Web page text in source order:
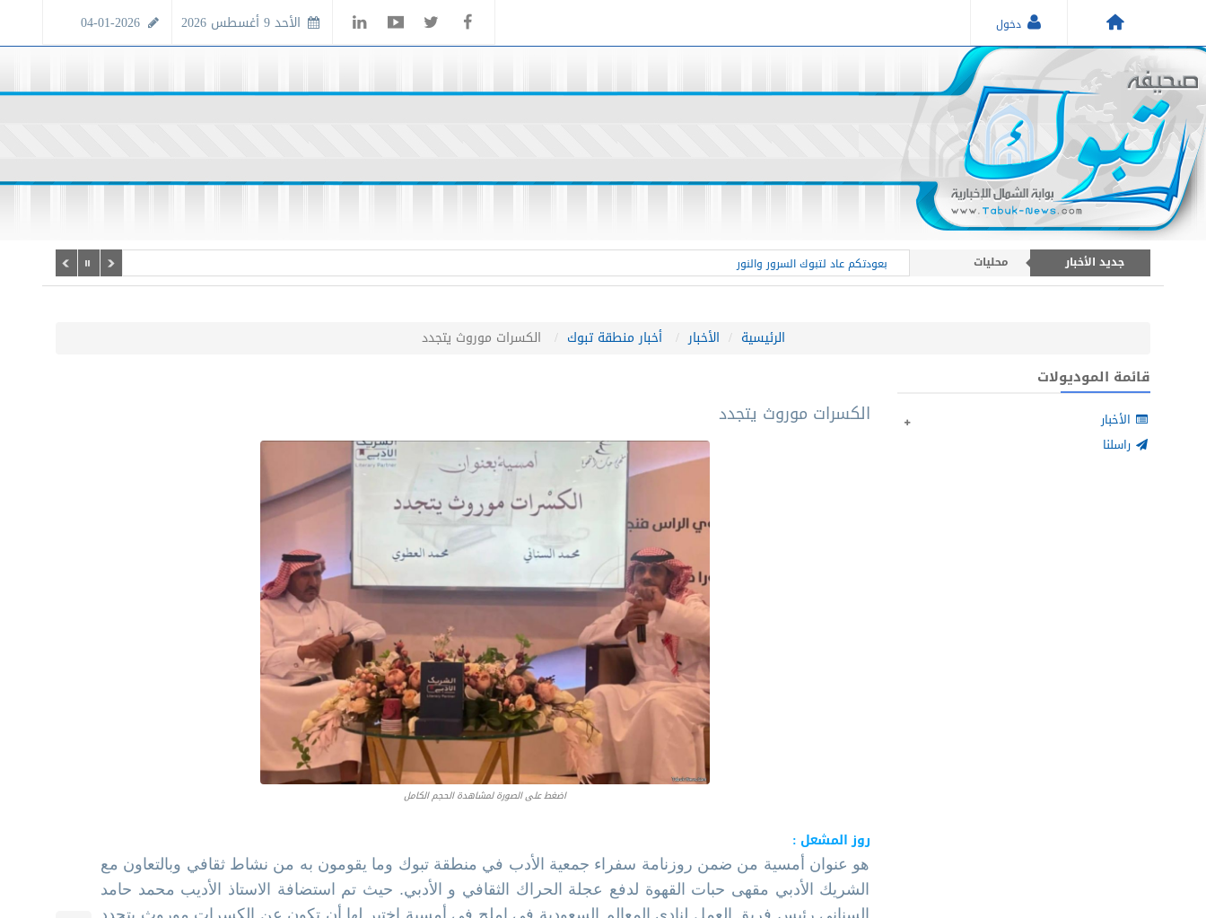
دخول الأحد 9 أغسطس 2026
جديد الأخبار
أخبار منطقة تبوك
محليات
أخبار عامة
بعودتكم عاد لتبوك السرور والنور
الرئيسية الأخبار أخبار منطقة تبوك الكسرات موروث يتجدد
قائمة الموديولات
الأخبار
راسلنا
الكسرات موروث يتجدد
اضغط على الصورة لمشاهدة الحجم الكامل
روز المشعل :
هو عنوان أمسية من ضمن روزنامة سفراء جمعية الأدب في منطقة تبوك وما يقومون به من نشاط ثقافي وبالتعاون مع
الشريك الأدبي مقهى حبات القهوة لدفع عجلة الحراك الثقافي و الأدبي. حيث تم استضافة الاستاذ الأديب محمد حامد